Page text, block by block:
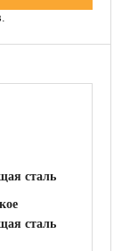
сталь
сталь